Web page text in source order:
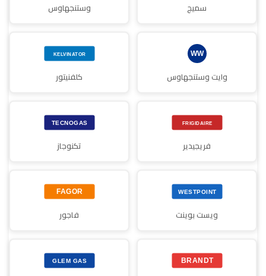
سميج وستنجهاوس
وايت وستنجهاوس كلفنيتور
فريجيدير تكنوجاز
ويست بوينت فاجور